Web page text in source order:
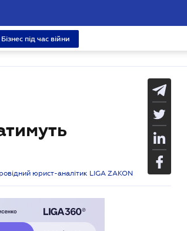
Бізнес під час війни
юрист-аналітик LIGA ZAKON